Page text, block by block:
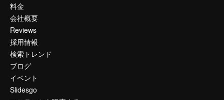
料金
会社概要
Reviews
採用情報
検索トレンド
ブログ
イベント
Slidesgo